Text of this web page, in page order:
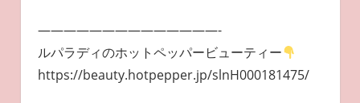
——————————————-
ルパラディのホットペッパービューティー
https://beauty.hotpepper.jp/slnH000181475/